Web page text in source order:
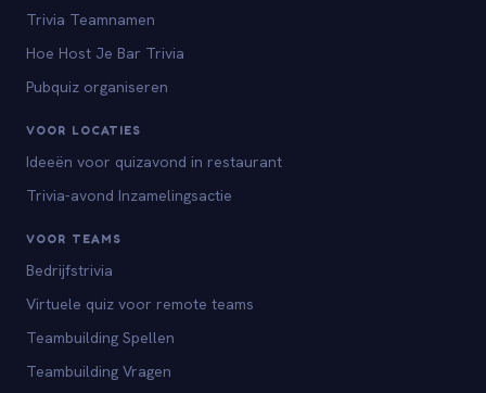
Trivia Teamnamen
Hoe Host Je Bar Trivia
Pubquiz organiseren
VOOR LOCATIES
Ideeën voor quizavond in restaurant
Trivia-avond Inzamelingsactie
VOOR TEAMS
Bedrijfstrivia
Virtuele quiz voor remote teams
Teambuilding Spellen
Teambuilding Vragen